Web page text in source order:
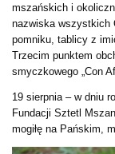
mszańskich i
nazwiska wszystkich
pomniku, tablicy z
Trzecim punktem
smyczkowego „Con
19 sierpnia – w dniu
Fundacji Sztetl
mogiłę na Pańskim,